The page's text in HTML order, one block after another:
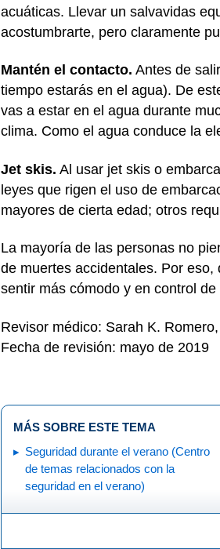
acuáticas. Llevar un salvavidas
acostumbrarte, pero claramente
Mantén el contacto. Antes de
tiempo estarás en el agua). De
vas a estar en el agua durante
clima. Como el agua conduce la
Jet skis. Al usar jet skis o
leyes que rigen el uso de
mayores de cierta edad; otros
La mayoría de las personas no
de muertes accidentales. Por
sentir más cómodo y en control de
Revisor médico: Sarah K.
Fecha de revisión: mayo de 2019
MÁS SOBRE ESTE TEMA
Seguridad durante el verano (Centro
de temas relacionados con la
seguridad en el verano)